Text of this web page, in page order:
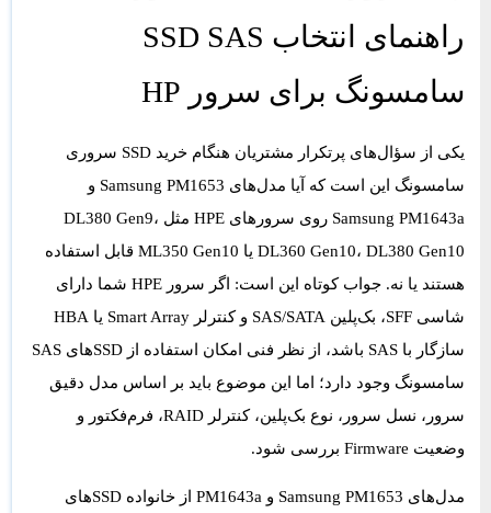
راهنمای انتخاب SSD SAS
سامسونگ برای سرور HP
یکی از سؤال‌های پرتکرار مشتریان هنگام خرید
SSD سروری
سامسونگ این است که آیا مدل‌های Samsung PM1653 و
Samsung PM1643a روی سرورهای HPE مثل DL380 Gen9،
DL360 Gen10، DL380 Gen10 یا ML350 Gen10 قابل استفاده
هستند یا نه. جواب کوتاه این است: اگر سرور HPE شما دارای
شاسی SFF، بک‌پلین SAS/SATA و کنترلر Smart Array یا HBA
سازگار با SAS باشد، از نظر فنی امکان استفاده از SSDهای SAS
سامسونگ وجود دارد؛ اما این موضوع باید بر اساس مدل دقیق
سرور، نسل سرور، نوع بک‌پلین، کنترلر RAID، فرم‌فکتور و
وضعیت Firmware بررسی شود.
مدل‌های Samsung PM1653 و PM1643a
از خانواده SSDهای